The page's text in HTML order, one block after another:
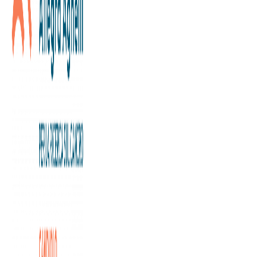
22 febbraio 2012 ore 20.45 Teatro San Giuseppe di Torino.
I Leo Club torinesi organizzano la commedia teatrale ”Il
Calapranzi”.
2030 dei Leo Club destina al sostegno di un progetto di
ricerca della Fondazione.22 febbraio 2012 ore 20.45
Teatro San Giuseppe di Torino.
I Leo Club torinesi organizzano la commedia teatrale ”Il
2030 dei Leo Club destina al sostegno di un progetto di
ricerca della Fondazione.